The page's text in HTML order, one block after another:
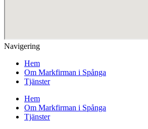
Navigering
Hem
Om Markfirman i Spånga
Tjänster
Hem
Om Markfirman i Spånga
Tjänster